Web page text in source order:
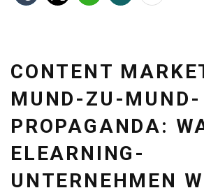
CONTENT
MUND-ZU-MUND-
PROPAGANDA:
ELEARNING-
UNTERNEHMEN